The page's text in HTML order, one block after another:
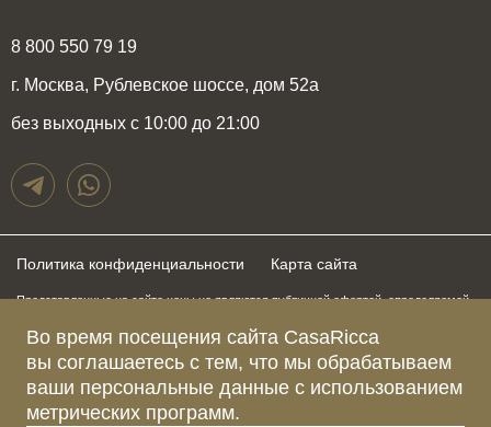
Во время посещения сайта CasaRicca
вы соглашаетесь с тем, что мы обрабатываем
ваши персональные данные с использованием
метрических программ.
8 800 550 79 19
г. Москва, Рублевское шоссе, дом 52а
без выходных с 10:00 до 21:00
Политика конфиденциальности Карта сайта
Представленные на сайте цены не являются публичной офертой, определяемой
быть изменены в любое время без предупреждения. Для получения актуальной и
подробной информации о стоимости, сроках и условиях поставки просьба
обращаться к менеджерам по указанным выше телефонам
Зарегистрированное название компании